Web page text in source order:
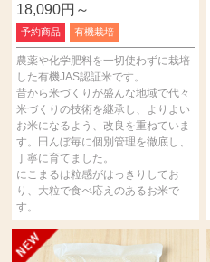
18,090円～
予約商品 有機栽培
農薬や化学肥料を一切使わずに栽培
した有機JAS認証米です。
昔から米づくりが盛んな地域で代々
米づくりの技術を継承し、よりよい
お米になるよう、改良を重ねていま
す。田んぼ毎に個別管理を徹底し、
丁寧に育てました。
にこまるは粒感がはっきりしてお
り、大粒で食べ応えのあるお米で
す。